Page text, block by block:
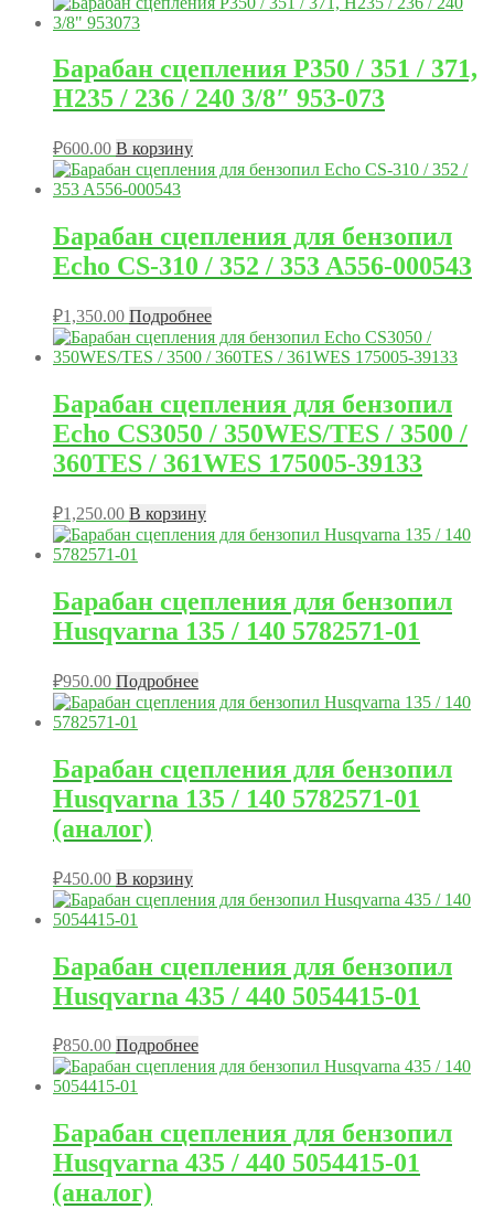
Барабан сцепления P350 / 351 / 371,
Н235 / 236 / 240 3/8″ 953-073
₽600.00 В корзину
Барабан сцепления для бензопил
Echo CS-310 / 352 / 353 A556-000543
₽1,350.00 Подробнее
Барабан сцепления для бензопил
Echo CS3050 / 350WES/TES / 3500 /
360TES / 361WES 175005-39133
₽1,250.00 В корзину
Барабан сцепления для бензопил
Husqvarna 135 / 140 5782571-01
₽950.00 Подробнее
Барабан сцепления для бензопил
Husqvarna 135 / 140 5782571-01
(аналог)
₽450.00 В корзину
Барабан сцепления для бензопил
Husqvarna 435 / 440 5054415-01
₽850.00 Подробнее
Барабан сцепления для бензопил
Husqvarna 435 / 440 5054415-01
(аналог)